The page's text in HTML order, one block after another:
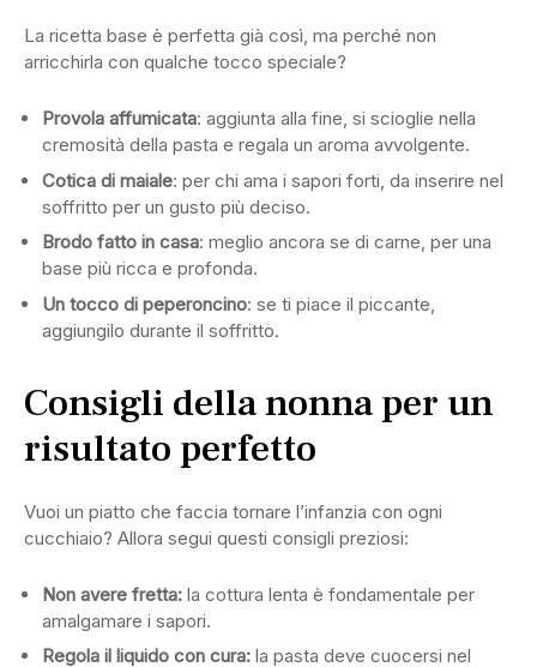
La ricetta base è perfetta già così, ma perché non
arricchirla con qualche tocco speciale?
Provola affumicata: aggiunta alla fine, si scioglie nella
cremosità della pasta e regala un aroma avvolgente.
Cotica di maiale: per chi ama i sapori forti, da inserire nel
soffritto per un gusto più deciso.
Brodo fatto in casa: meglio ancora se di carne, per una
base più ricca e profonda.
Un tocco di peperoncino: se ti piace il piccante,
aggiungilo durante il soffritto.
Consigli della nonna per un
risultato perfetto
Vuoi un piatto che faccia tornare l’infanzia con ogni
cucchiaio? Allora segui questi consigli preziosi:
Non avere fretta: la cottura lenta è fondamentale per
amalgamare i sapori.
Regola il liquido con cura: la pasta deve cuocersi nel